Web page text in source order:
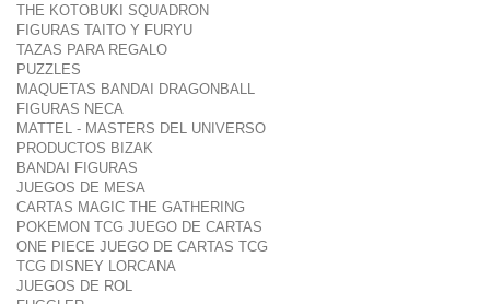
THE KOTOBUKI SQUADRON
FIGURAS TAITO Y FURYU
TAZAS PARA REGALO
PUZZLES
MAQUETAS BANDAI DRAGONBALL
FIGURAS NECA
MATTEL - MASTERS DEL UNIVERSO
PRODUCTOS BIZAK
BANDAI FIGURAS
JUEGOS DE MESA
CARTAS MAGIC THE GATHERING
POKEMON TCG JUEGO DE CARTAS
ONE PIECE JUEGO DE CARTAS TCG
TCG DISNEY LORCANA
JUEGOS DE ROL